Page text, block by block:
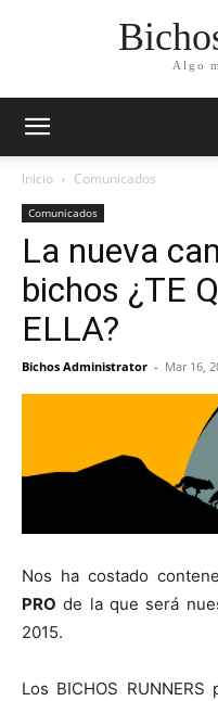
Algo
Inicio Comunicados
Comunicados
La nueva
bichos ¿TE
ELLA?
Bichos Administrator - Mar 16,
Nos ha costado
PRO de la que será
2015.
Los BICHOS